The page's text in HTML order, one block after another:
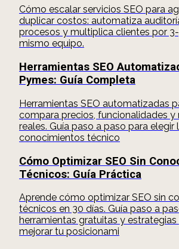
Cómo escalar servicios SEO para
duplicar costos: automatiza
procesos y multiplica clientes por
mismo equipo.
Herramientas SEO
Pymes: Guía Completa
Herramientas SEO automatizadas
compara precios, funcionalidades y
reales. Guía paso a paso para elegir
conocimientos técnico
Cómo Optimizar SEO Sin
Técnicos: Guía Práctica
Aprende cómo optimizar SEO sin
técnicos en 30 días. Guía paso a
herramientas gratuitas y
mejorar tu posicionami